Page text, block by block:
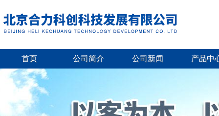
首页 公司简介 公司新闻 产品中